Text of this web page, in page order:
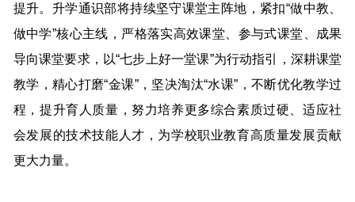
提升。升学通识部将持续坚守课堂主阵地，紧扣“做中教、
做中学”核心主线，严格落实高效课堂、参与式课堂、成果
导向课堂要求，以“七步上好一堂课”为行动指引，深耕课堂
教学，精心打磨“金课”，坚决淘汰“水课”，不断优化教学过
程，提升育人质量，努力培养更多综合素质过硬、适应社
会发展的技术技能人才，为学校职业教育高质量发展贡献
更大力量。